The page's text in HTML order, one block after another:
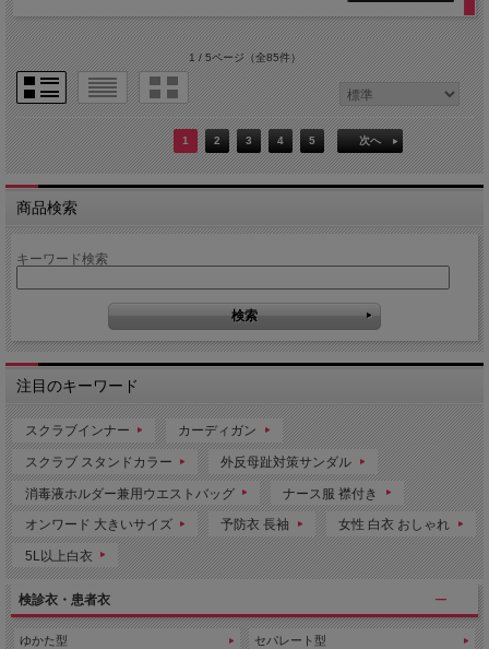
1 / 5ページ（全85件）
1 2 3 4 5 次へ
商品検索
キーワード検索
注目のキーワード
スクラブインナー カーディガン
スクラブ スタンドカラー 外反母趾対策サンダル
消毒液ホルダー兼用ウエストバッグ ナース服 襟付き
オンワード 大きいサイズ 予防衣 長袖 女性 白衣 おしゃれ
5L以上白衣
検診衣・患者衣
ゆかた型 セパレート型